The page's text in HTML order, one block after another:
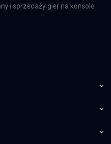
i sprzedaży gier na konsole